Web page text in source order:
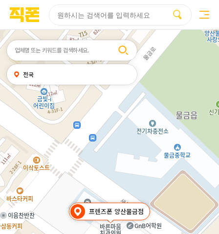
휴대폰성지시세표 성지커뮤니티
프렌즈폰 양산물금점
검색어
내
위치
찾기
전국
페이지
코소프트
페이지
코소프트
페이지
코소프트
페이지
코소프트